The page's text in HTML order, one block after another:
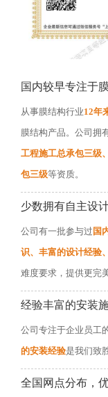
国内较早专注于
从事膜结构行业12年
膜结构产品。公司拥
工程施工总承包三级
包三级等资质。
少数拥有自主设
公司有一批参与过 国
识、丰富的设计经验
难度要求，提供更完
经验丰富的安装
公司专注于企业员工
的安装经验是我们致
全国网点分布，